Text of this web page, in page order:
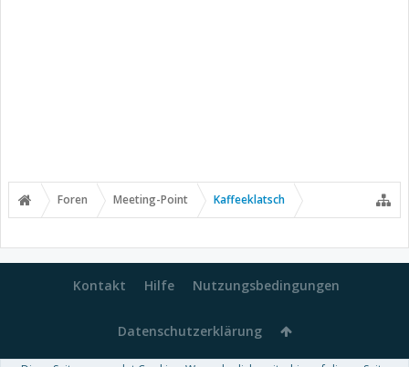
Foren Meeting-Point Kaffeeklatsch
Kontakt Hilfe Nutzungsbedingungen
Datenschutzerklärung